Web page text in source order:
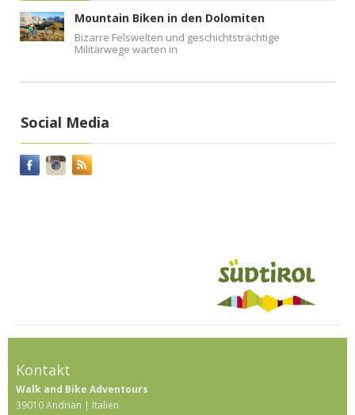
Mountain Biken in den Dolomiten
Bizarre Felswelten und geschichtsträchtige
Militärwege warten in
Social Media
Kontakt
Walk and Bike Adventours
39010 Andrian | Italien